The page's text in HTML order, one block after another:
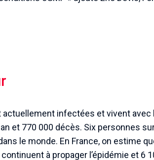
infectées et vivent avec
et 770 000 décès. Six personnes
le monde. En France, on estime
à propager l’épidémie et 6